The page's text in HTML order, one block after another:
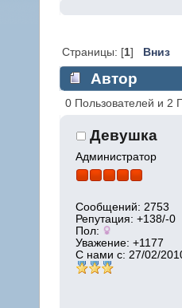
Страницы: [1] Вниз
Автор
(Прочитано
0 Пользователей и 2
Девушка
Администратор
Сообщений: 2753
Репутация: +138/-0
Пол:
Уважение:+1177
С нами с: 27/02/